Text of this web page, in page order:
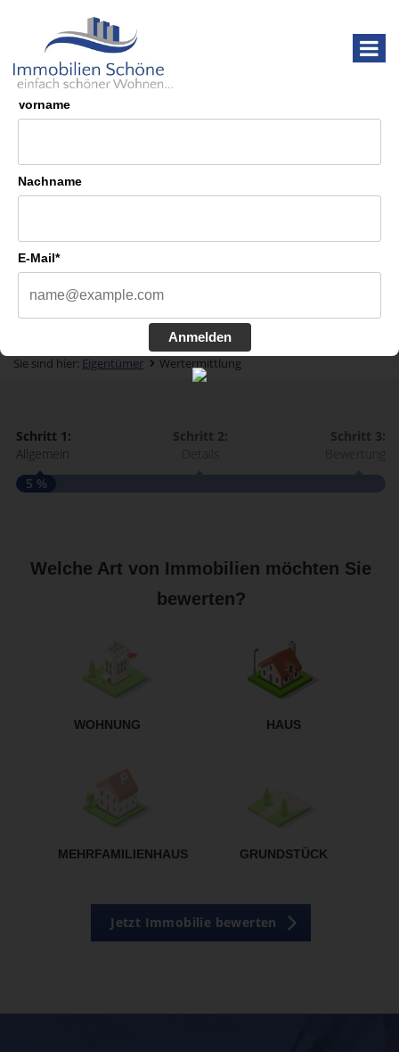
05361-601 620 Mo. - Fr. 10.00 - 18.00 Uhr
06.08.2026
Bewerten Sie Ihre
Immobilie
Sie sind hier: Eigentümer Wertermittlung
Schritt 1:
Allgemein
Schritt 2:
Details
Schritt 3:
Bewertung
5 %
Welche Art von Immobilien möchten Sie
bewerten?
WOHNUNG HAUS
MEHRFAMILIENHAUS GRUNDSTÜCK
Jetzt Immobilie bewerten
Anrede
Vorname
Nachname
E-Mail*
Anmelden